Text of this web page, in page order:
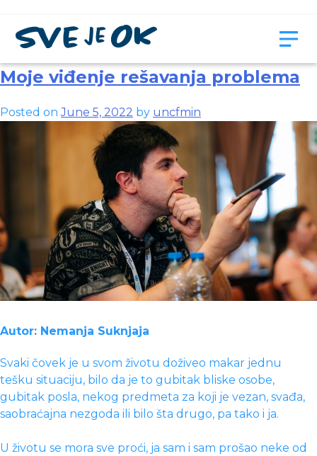
Month:June 2022
Moje viđenje rešavanja problema
Posted onJune 5, 2022 by uncfmin
Autor: Nemanja Suknjaja
Svaki čovek je u svom životu doživeo makar jednu
tešku situaciju, bilo da je to gubitak bliske osobe,
gubitak posla, nekog predmeta za koji je vezan, svađa,
saobraćajna nezgoda ili bilo šta drugo, pa tako i ja.
U životu se mora sve proći, ja sam i sam prošao neke od